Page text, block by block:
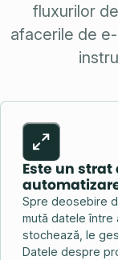
fluxurilor
afacerile de
Este un
Spre deosebire
mută datele între
stochează, le
Datele despre